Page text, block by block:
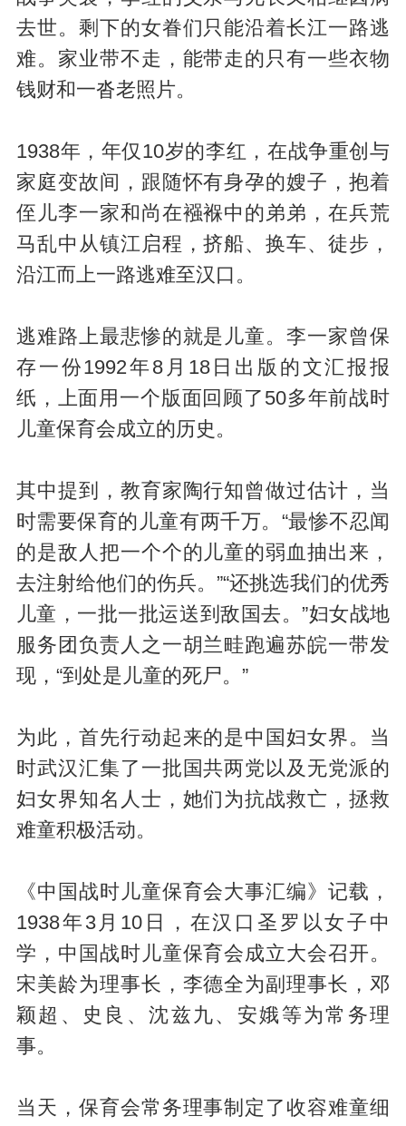
去世。剩下的女眷们只能沿着长江一路逃
难。家业带不走，能带走的只有一些衣物
钱财和一沓老照片。
1938年，年仅10岁的李红，在战争重创与
家庭变故间，跟随怀有身孕的嫂子，抱着
侄儿李一家和尚在襁褓中的弟弟，在兵荒
马乱中从镇江启程，挤船、换车、徒步，
沿江而上一路逃难至汉口。
逃难路上最悲惨的就是儿童。李一家曾保
存一份1992年8月18日出版的文汇报报
纸，上面用一个版面回顾了50多年前战时
儿童保育会成立的历史。
其中提到，教育家陶行知曾做过估计，当
时需要保育的儿童有两千万。“最惨不忍闻
的是敌人把一个个的儿童的弱血抽出来，
去注射给他们的伤兵。”“还挑选我们的优秀
儿童，一批一批运送到敌国去。”妇女战地
服务团负责人之一胡兰畦跑遍苏皖一带发
现，“到处是儿童的死尸。”
为此，首先行动起来的是中国妇女界。当
时武汉汇集了一批国共两党以及无党派的
妇女界知名人士，她们为抗战救亡，拯救
难童积极活动。
《中国战时儿童保育会大事汇编》记载，
1938年3月10日，在汉口圣罗以女子中
学，中国战时儿童保育会成立大会召开。
宋美龄为理事长，李德全为副理事长，邓
颖超、史良、沈兹九、安娥等为常务理
事。
当天，保育会常务理事制定了收容难童细